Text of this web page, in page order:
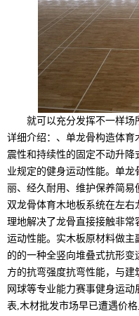
就可以充分发挥不一样场
详细介绍：、单龙骨构造体
震性和持续性的固定不动升
业规定的健身运动性能。单
丽、经久耐用、维护保养简
双龙骨体育木地板系统在左
理地解决了龙骨直接接触非
运动性能。实木板原材料做
的的一种全竖向堆叠式抗形
方的抗弯强度抗弯性能，与建
网球等专业能力赛事健身运
表,木材批发市场早已遭遇价